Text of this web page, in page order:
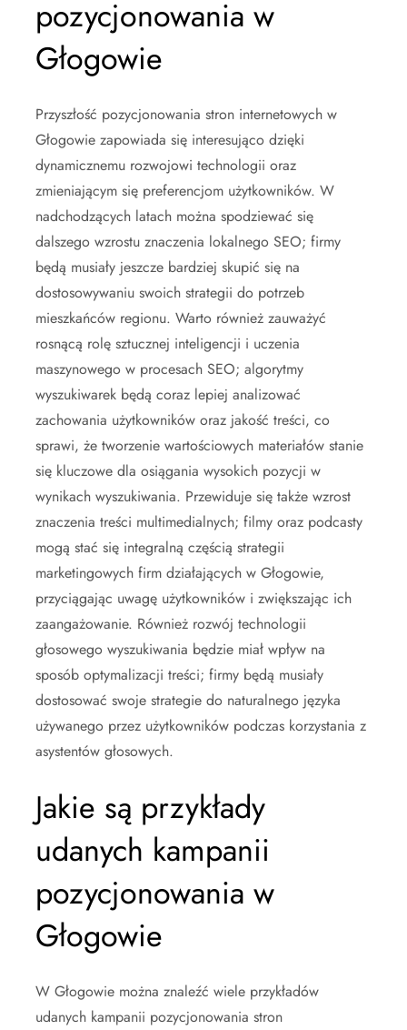
pozycjonowania w
Głogowie
Przyszłość pozycjonowania stron internetowych w
Głogowie zapowiada się interesująco dzięki
dynamicznemu rozwojowi technologii oraz
zmieniającym się preferencjom użytkowników. W
nadchodzących latach można spodziewać się
dalszego wzrostu znaczenia lokalnego SEO; firmy
będą musiały jeszcze bardziej skupić się na
dostosowywaniu swoich strategii do potrzeb
mieszkańców regionu. Warto również zauważyć
rosnącą rolę sztucznej inteligencji i uczenia
maszynowego w procesach SEO; algorytmy
wyszukiwarek będą coraz lepiej analizować
zachowania użytkowników oraz jakość treści, co
sprawi, że tworzenie wartościowych materiałów stanie
się kluczowe dla osiągania wysokich pozycji w
wynikach wyszukiwania. Przewiduje się także wzrost
znaczenia treści multimedialnych; filmy oraz podcasty
mogą stać się integralną częścią strategii
marketingowych firm działających w Głogowie,
przyciągając uwagę użytkowników i zwiększając ich
zaangażowanie. Również rozwój technologii
głosowego wyszukiwania będzie miał wpływ na
sposób optymalizacji treści; firmy będą musiały
dostosować swoje strategie do naturalnego języka
używanego przez użytkowników podczas korzystania z
asystentów głosowych.
Jakie są przykłady
udanych kampanii
pozycjonowania w
Głogowie
W Głogowie można znaleźć wiele przykładów
udanych kampanii pozycjonowania stron